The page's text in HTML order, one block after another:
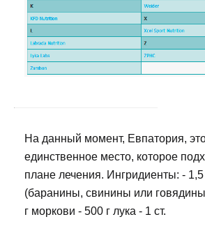
На данный момент, Евпатория,
единственное место, которое
плане лечения. Ингридиенты: - 1,5
(баранины, свинины или
г моркови - 500 г лука - 1 ст.